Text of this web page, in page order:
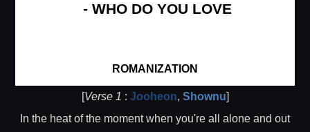
- WHO DO YOU LOVE
ROMANIZATION
[Verse 1 : Jooheon, Shownu]
In the heat of the moment when you're all alone and out